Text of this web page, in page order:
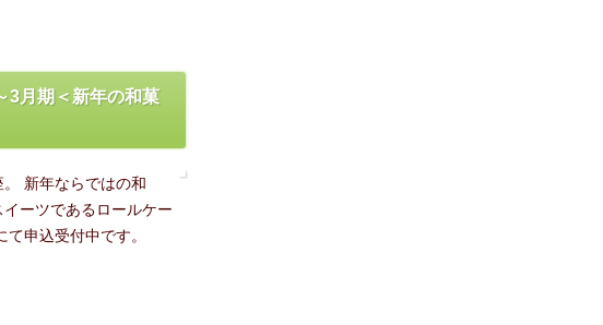
3月期＜新年の和菓
新年ならではの和
ーツであるロールケー
申込受付中です。